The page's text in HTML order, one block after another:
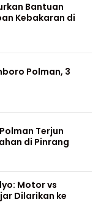
Bantuan
Kebakaran di
Polman, 3
Terjun
di Pinrang
Motor vs
Dilarikan ke